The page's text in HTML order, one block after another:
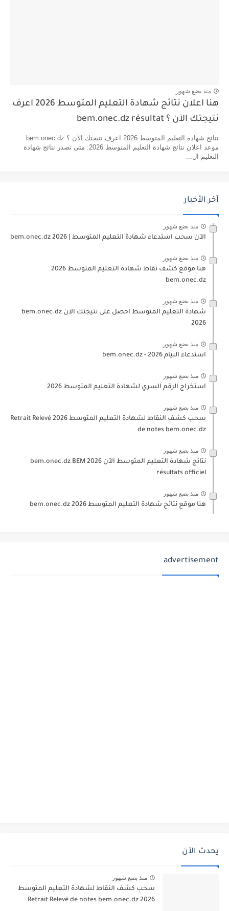
منذ بضع شهور
هنا اعلان نتائج شهادة التعليم المتوسط 2026 اعرف
نتيجتك الآن ؟ bem.onec.dz résultat
نتائج شهادة التعليم المتوسط 2026 اعرف نتيجتك الآن ؟ bem.onec.dz
موعد اعلان نتائج شهادة التعليم المتوسط 2026: متى تصدر نتائج شهادة
التعليم ال...
آخر الأخبار
منذ بضع شهور
الآن سحب استدعاء شهادة التعليم المتوسط | 2026 bem.onec.dz
منذ بضع شهور
هنا موقع كشف نقاط شهادة التعليم المتوسط 2026
bem.onec.dz
منذ بضع شهور
شهادة التعليم المتوسط احصل على نتيجتك الآن bem.onec.dz
2026
منذ بضع شهور
استدعاء البيام 2026 - bem.onec.dz
منذ بضع شهور
استخراج الرقم السري لشهادة التعليم المتوسط 2026
منذ بضع شهور
سحب كشف النقاط لشهادة التعليم المتوسط 2026 Retrait Relevé
de notes bem.onec.dz
منذ بضع شهور
نتائج شهادة التعليم المتوسط الآن 2026 bem.onec.dz BEM
résultats officiel
منذ بضع شهور
هنا موقع نتائج شهادة التعليم المتوسط 2026 bem.onec.dz
advertisement
يحدث الآن
منذ بضع شهور
سحب كشف النقاط لشهادة التعليم المتوسط
2026 Retrait Relevé de notes bem.onec.dz